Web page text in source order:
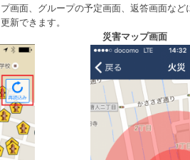
画面、グループの予定画面、返答画面など
新できます。
面 災害マ